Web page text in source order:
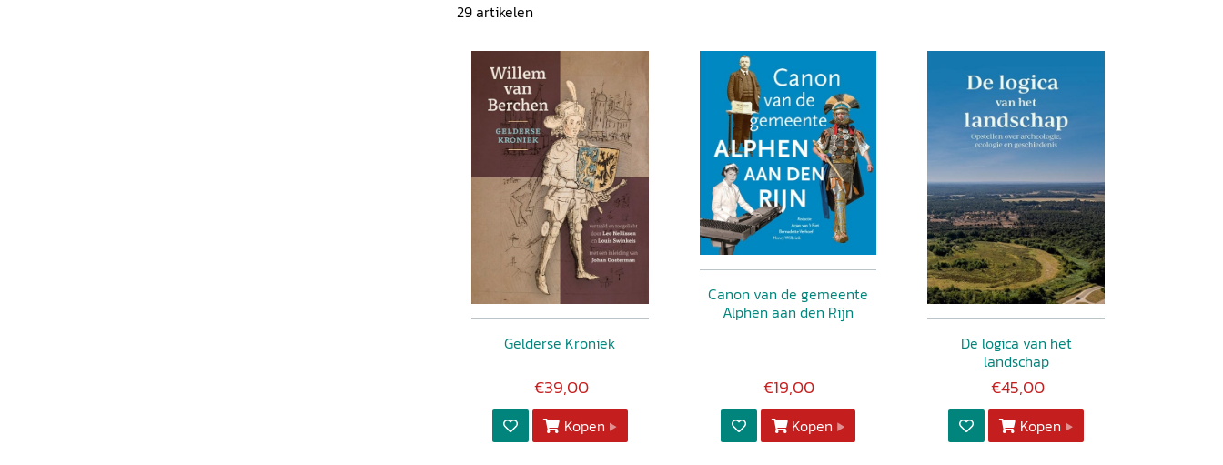
29artikelen
Gelderse Kroniek
€39,00
Kopen
Canon van de gemeente
Alphen aan den Rijn
€19,00
Kopen
De logica van het
landschap
€45,00
Kopen